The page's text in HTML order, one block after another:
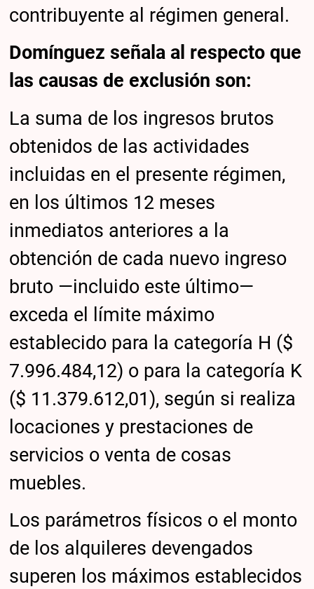
contribuyente al régimen general.
Domínguez señala al respecto que
las causas de exclusión son:
La suma de los ingresos brutos
obtenidos de las actividades
incluidas en el presente régimen,
en los últimos 12 meses
inmediatos anteriores a la
obtención de cada nuevo ingreso
bruto —incluido este último—
exceda el límite máximo
establecido para la categoría H ($
7.996.484,12) o para la categoría K
($ 11.379.612,01), según si realiza
locaciones y prestaciones de
servicios o venta de cosas
muebles.
Los parámetros físicos o el monto
de los alquileres devengados
superen los máximos establecidos